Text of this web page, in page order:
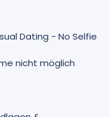
Dating - No Selfie
nicht möglich